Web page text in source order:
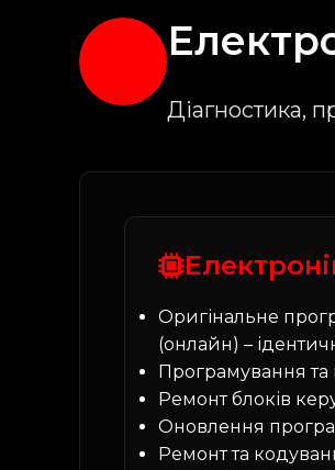
Діагностика,
Оригінальне
(онлайн) –
Програмування та
Ремонт блоків
Оновлення
Ремонт та